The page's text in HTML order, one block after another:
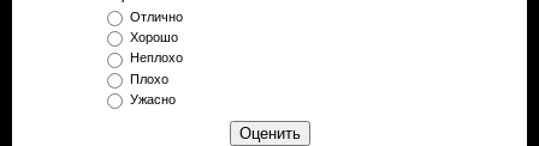
Отлично
Хорошо
Неплохо
Плохо
Ужасно